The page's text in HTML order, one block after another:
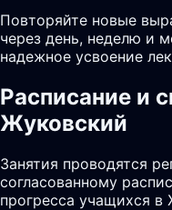
Повторяйте новые
через день, неделю и
надежное усвоение
Расписание и
Жуковский
Занятия проводятся
согласованному
прогресса учащихся в